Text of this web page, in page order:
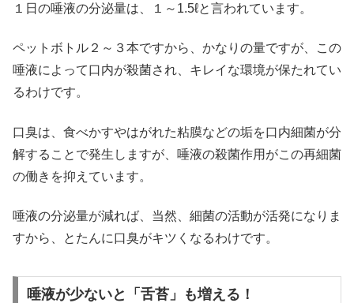
１日の唾液の分泌量は、１～1.5ℓと言われています。
ペットボトル２～３本ですから、かなりの量ですが、この
唾液によって口内が殺菌され、キレイな環境が保たれてい
るわけです。
口臭は、食べかすやはがれた粘膜などの垢を口内細菌が分
解することで発生しますが、唾液の殺菌作用がこの再細菌
の働きを抑えています。
唾液の分泌量が減れば、当然、細菌の活動が活発になりま
すから、とたんに口臭がキツくなるわけです。
唾液が少ないと「舌苔」も増える！